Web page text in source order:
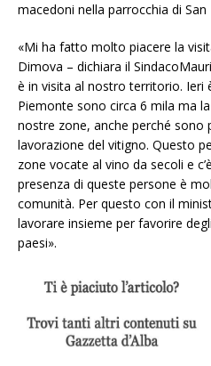
macedoni nella parrocchia di
«Mi ha fatto molto piacere la
Dimova – dichiara il
è in visita al nostro territorio. Ieri
Piemonte sono circa 6 mila ma
nostre zone, anche perché sono
lavorazione del vitigno. Questo
zone vocate al vino da secoli e
presenza di queste persone è
comunità. Per questo con il
lavorare insieme per favorire
paesi».